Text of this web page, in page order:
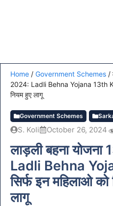
Home / Government Schemes /
2024: Ladli Behna Yojana 13th
नियम हुए लागू
Government Schemes
S. Koli October 26, 2024
लाड़ली बहना
Ladli Behna
सिर्फ इन महिलाओ को
लागू